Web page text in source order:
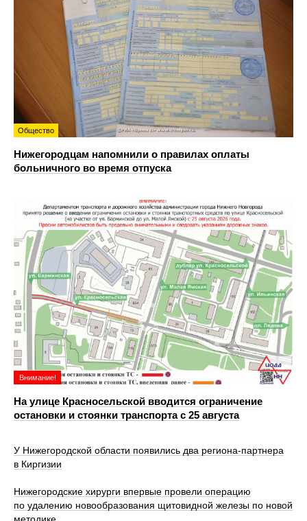
Общество
Нижегородцам напомнили о правилах оплаты
больничного во время отпуска
Внимание!
На улице Красносельской вводится ограничение
остановки и стоянки транспорта с 25 августа
У Нижегородской области появились два региона-партнера
в Киргизии
Нижегородские хирурги впервые провели операцию
по удалению новообразования щитовидной железы по новой